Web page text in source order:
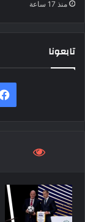
منذ 17 ساعة
تابعونا